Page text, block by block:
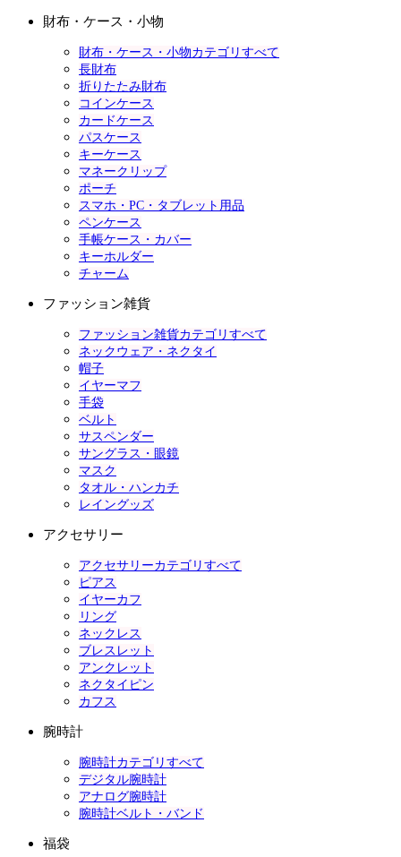
財布・ケース・小物
財布・ケース・小物カテゴリすべて
長財布
折りたたみ財布
コインケース
カードケース
パスケース
キーケース
マネークリップ
ポーチ
スマホ・PC・タブレット用品
ペンケース
手帳ケース・カバー
キーホルダー
チャーム
ファッション雑貨
ファッション雑貨カテゴリすべて
ネックウェア・ネクタイ
帽子
イヤーマフ
手袋
ベルト
サスペンダー
サングラス・眼鏡
マスク
タオル・ハンカチ
レイングッズ
アクセサリー
アクセサリーカテゴリすべて
ピアス
イヤーカフ
リング
ネックレス
ブレスレット
アンクレット
ネクタイピン
カフス
腕時計
腕時計カテゴリすべて
デジタル腕時計
アナログ腕時計
腕時計ベルト・バンド
福袋